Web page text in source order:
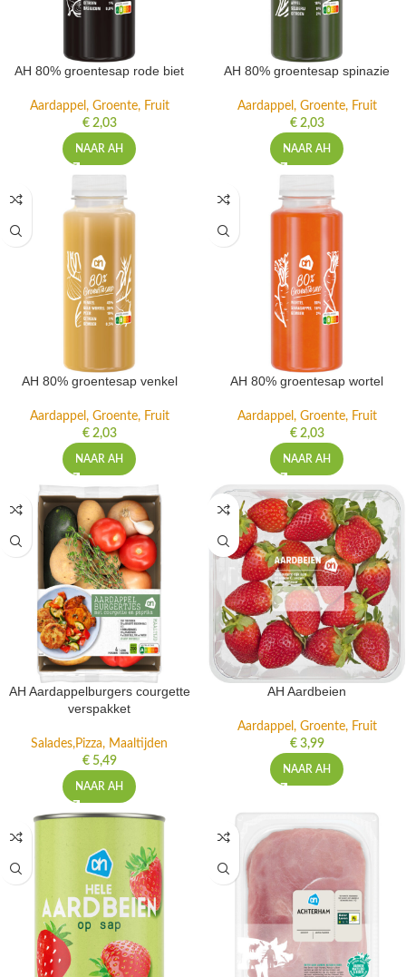
AH 80% groentesap rode biet
Aardappel, Groente, Fruit
€2,03
NAAR AH
AH 80% groentesap spinazie
Aardappel, Groente, Fruit
€2,03
NAAR AH
AH 80% groentesap venkel
Aardappel, Groente, Fruit
€2,03
NAAR AH
AH 80% groentesap wortel
Aardappel, Groente, Fruit
€2,03
NAAR AH
AH Aardappelburgers courgette
verspakket
Salades,Pizza, Maaltijden
€5,49
NAAR AH
AH Aardbeien
Aardappel, Groente, Fruit
€3,99
NAAR AH